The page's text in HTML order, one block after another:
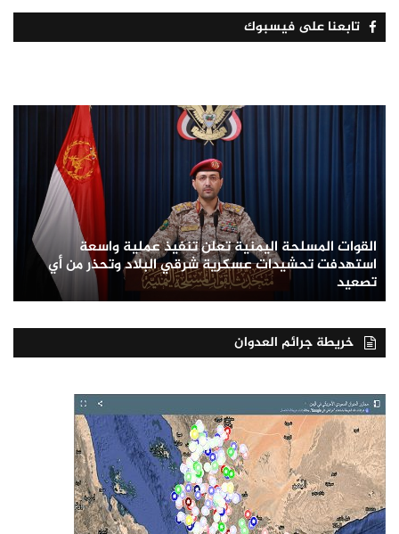
تابعنا على فيسبوك
القوات المسلحة اليمنية تعلن تنفيذ عملية واسعة
استهدفت تحشيدات عسكرية شرقي البلاد وتحذر من أي
تصعيد
خريطة جرائم العدوان